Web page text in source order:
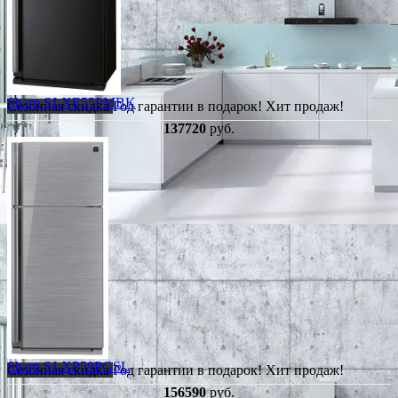
Сезонная скидкаГод гарантии в подарок! Хит продаж!
Sharp SJ-XE55PMBK
137720 руб.
Сезонная скидкаГод гарантии в подарок!Хит продаж!
Sharp SJ-XP59PGSL
156590руб.